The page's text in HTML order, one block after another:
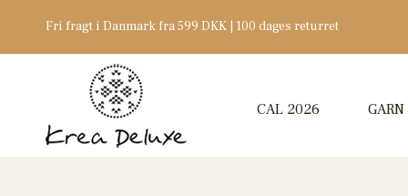
Fri fragt i Danmark fra 599 DKK | 100 dages returret
CAL 2026 GARN